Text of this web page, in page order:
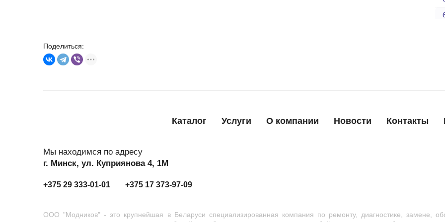
Поделиться:
Каталог Услуги О компании Новости Контакты
Мы находимся по адресу
г. Минск, ул. Куприянова 4, 1М
+375 29 333-01-01 +375 17 373-97-09
ООО "Модников" - это крупнейшая в Беларуси специализированная компания по ремонту, диагностике, замене,